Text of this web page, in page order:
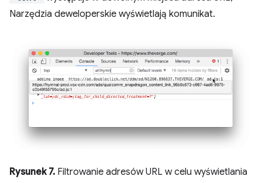
Narzędzia deweloperskie wyświetlają komunikat.
Rysunek 7. Filtrowanie adresów URL w celu wyświetlania